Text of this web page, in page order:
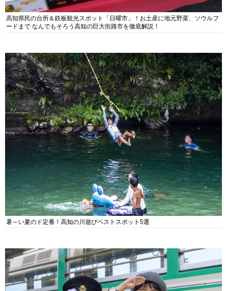
高知県民の台所＆鉄板観光スポット「日曜市」！お土産に地元野菜、ソウルフ
ードまで なんでもそろう高知の巨大街路市を徹底解説！
暑～い夏のド定番！高知の川遊びベストスポット5選